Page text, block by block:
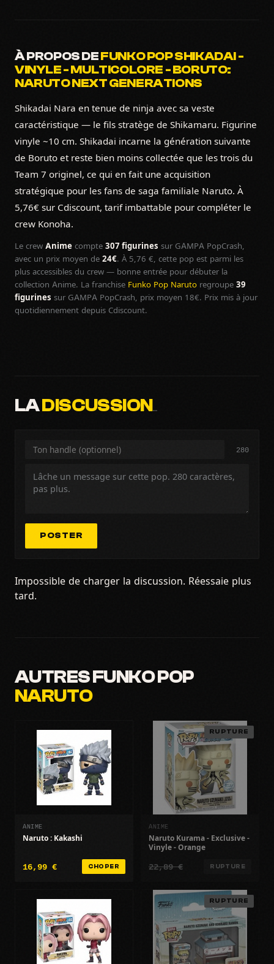
À PROPOS DEFUNKO POP SHIKADAI -
VINYLE - MULTICOLORE - BORUTO:
NARUTO NEXT GENERATIONS
Shikadai Nara en tenue de ninja avec sa veste
caractéristique — le fils stratège de Shikamaru. Figurine
vinyle ~10 cm. Shikadai incarne la génération suivante
de Boruto et reste bien moins collectée que les trois du
Team 7 originel, ce qui en fait une acquisition
stratégique pour les fans de saga familiale Naruto. À
5,76€ sur Cdiscount, tarif imbattable pour compléter le
crew Konoha.
Le crew Anime compte 307 figurines sur GAMPA PopCrash,
avec un prix moyen de 24€. À 5,76 €, cette pop est parmi les
plus accessibles du crew — bonne entrée pour débuter la
collection Anime. La franchise Funko Pop Naruto regroupe 39
figurines sur GAMPA PopCrash, prix moyen 18€. Prix mis à jour
quotidiennement depuis Cdiscount.
LADISCUSSION…
280
POSTER
Impossible de charger la discussion. Réessaie plus
tard.
AUTRES FUNKO POP
NARUTO
ANIME
Naruto : Kakashi
16,99 € CHOPER
RUPTURE
ANIME
Naruto Kurama - Exclusive -
Vinyle - Orange
22,89 € RUPTURE
RUPTURE